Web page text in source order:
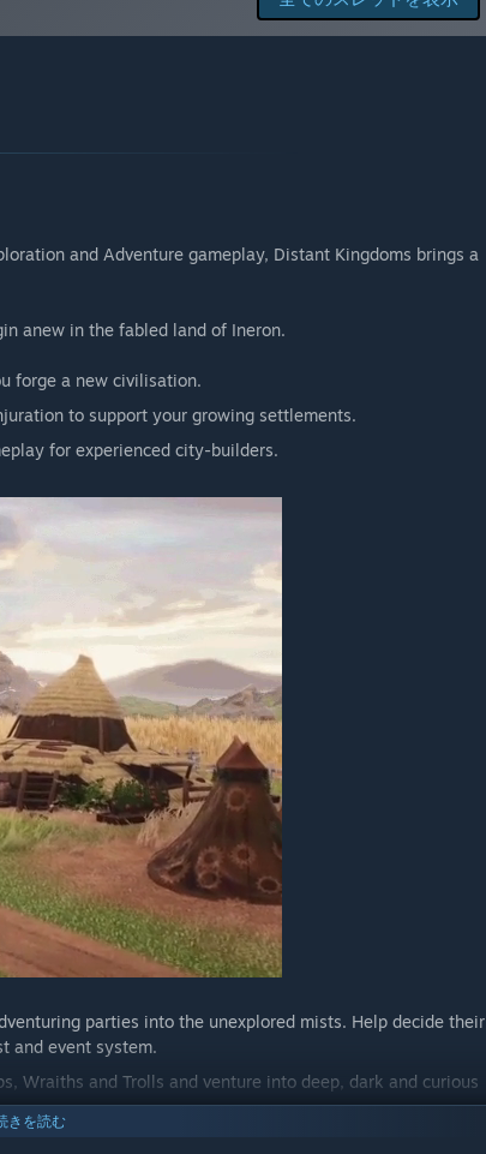
違いは？
the races within the game (Humans, Orcs, Dwarves and
to construct.”
か？
to reflect the additional content that will be
ますか？
Discord server, but we'd LOVE to have even more.
in Progress imagery, funny bugs and gathering
feature built right into the game (Press F9 during
we work on as well as taking direct suggestions to
updates in the Early Access timeline.”
and Adventure gameplay, Distant Kingdoms brings a
anew in the fabled land of Ineron.
forge a new civilisation.
to support your growing settlements.
for experienced city-builders.
parties into the unexplored mists. Help decide their
and event system.
Wraiths and Trolls and venture into deep, dark and curious
きを読む